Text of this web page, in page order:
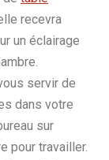
recevra
un éclairage
servir de
dans votre
sur
pour travailler.